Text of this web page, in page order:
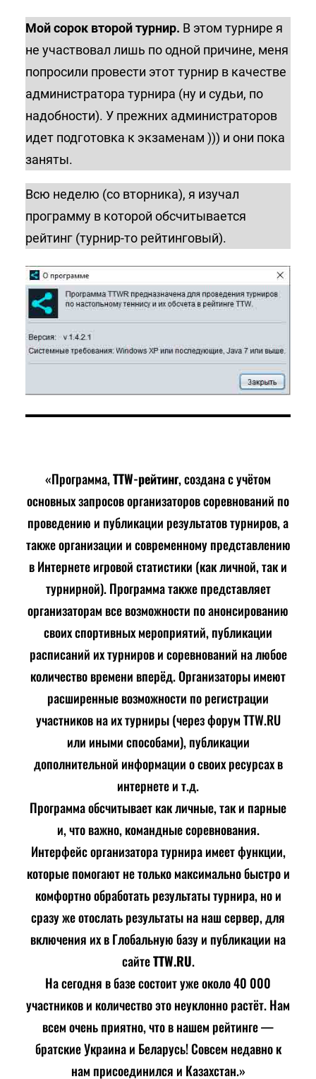
Мой сорок второй турнир. В этом турнире я
не участвовал лишь по одной причине, меня
попросили провести этот турнир в качестве
администратора турнира (ну и судьи, по
надобности). У прежних администраторов
идет подготовка к экзаменам ))) и они пока
заняты.
Всю неделю (со вторника), я изучал
программу в которой обсчитывается
рейтинг (турнир-то рейтинговый).
«Программа,TTW-рейтинг, создана с учётом
основных запросов организаторов соревнований по
проведению и публикации результатов турниров, а
также организации и современному представлению
в Интернете игровой статистики (как личной, так и
турнирной). Программа также представляет
организаторам все возможности по анонсированию
своих спортивных мероприятий, публикации
расписаний их турниров и соревнований на любое
количество времени вперёд. Организаторы имеют
расширенные возможности по регистрации
участников на их турниры (через форум TTW.RU
или иными способами), публикации
дополнительной информации о своих ресурсах в
интернете и т.д.
Программа обсчитывает как личные, так и парные
и, что важно, командные соревнования.
Интерфейс организатора турнира имеет функции,
которые помогают не только максимально быстро и
комфортно обработать результаты турнира, но и
сразу же отослать результаты на наш сервер, для
включения их в Глобальную базу и публикации на
сайтеTTW.RU.
На сегодня в базе состоит уже около 40 000
участников и количество это неуклонно растёт. Нам
всем очень приятно, что в нашем рейтинге —
братские Украина и Беларусь! Совсем недавно к
нам присоединился и Казахстан.»